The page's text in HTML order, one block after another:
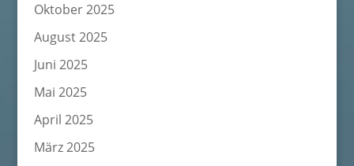
Oktober 2025
August 2025
Juni 2025
Mai 2025
April 2025
März 2025